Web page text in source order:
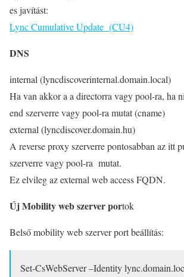
es javítást:
Lync Cumulative Update (CU4)
DNS
internal (lyncdiscoverinternal.domain.local)
Ha van akkor a a directorra vagy pool-ra, ha
end szerverre vagy pool-ra mutat (cname)
external (lyncdiscover.domain.hu)
A reverse proxy szerverre pontosabban az itt
szerverre vagy pool-ra mutat.
Ez elvileg az external web access FQDN.
Új Mobility web szerver portok
Belső mobility web szerver port beállítás:
Set-CsWebServer –Identity